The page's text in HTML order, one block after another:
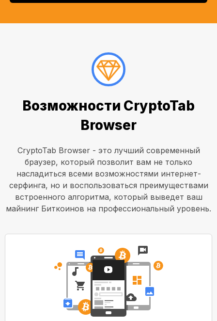
Возможности CryptoTab
Browser
CryptoTab Browser - это лучший современный
браузер, который позволит вам не только
насладиться всеми возможностями интернет-
серфинга, но и воспользоваться преимуществами
встроенного алгоритма, который выведет ваш
майнинг Биткоинов на профессиональный уровень.